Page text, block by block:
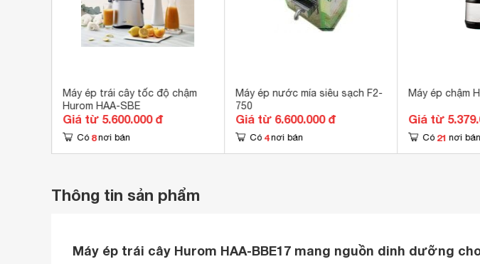
Máy ép trái cây tốc độ chậm
Hurom HAA-SBE
Giá từ 5.600.000 đ
Có 8 nơi bán
Máy ép nước mía siêu sạch F2-
750
Giá từ 6.600.000 đ
Có 4 nơi bán
Máy ép chậm
Giá từ
Có 21 nơi bán
Thông tin sản phẩm
Máy ép trái cây Hurom HAA-BBE17 mang nguồn dinh dưỡng